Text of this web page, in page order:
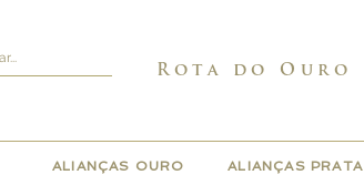
Rota do Ouro
ALIANÇAS OURO ALIANÇAS PRATA